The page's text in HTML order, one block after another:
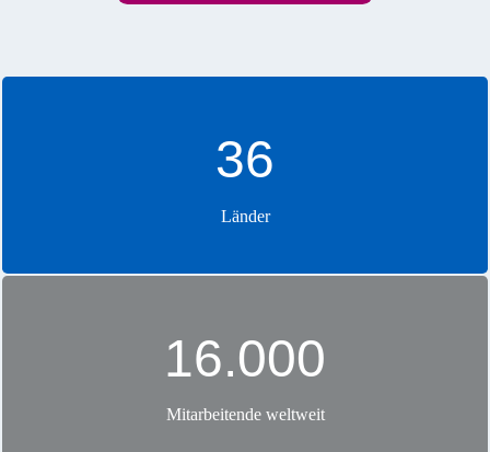
diesem Zweck stimme ich der Verarbeitung meiner Daten für das
JobAbo zu. Diese Zustimmung kann jederzeit, ohne Angabe von
Gründen und mit Wirkung für die Zukunft, widerrufen werden.
36
Länder
16.000
Mitarbeitende weltweit